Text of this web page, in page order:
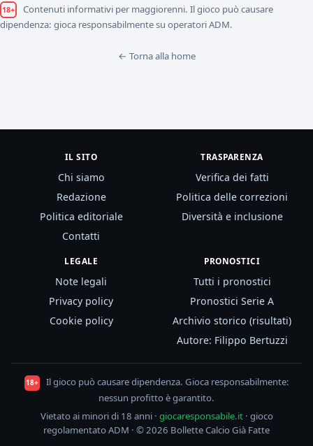
18+
Contenuti informativi per maggiorenni. Il gioco può causare
dipendenza: gioca responsabilmente su operatori ADM.
← Torna alla home
IL SITO
Chi siamo
Redazione
Politica editoriale
Contatti
TRASPARENZA
Verifica dei fatti
Politica delle correzioni
Diversità e inclusione
LEGALE
Note legali
Privacy policy
Cookie policy
PRONOSTICI
Tutti i pronostici
Pronostici Serie A
Archivio storico (risultati)
Autore: Filippo Bertuzzi
18+
Il gioco può causare dipendenza. Gioca responsabilmente:
nessun profitto è garantito.
Vietato ai minori di 18 anni · giocaresponsabile.it· gioco
regolamentato ADM · © 2026 Bollette Calcio Già Fatte